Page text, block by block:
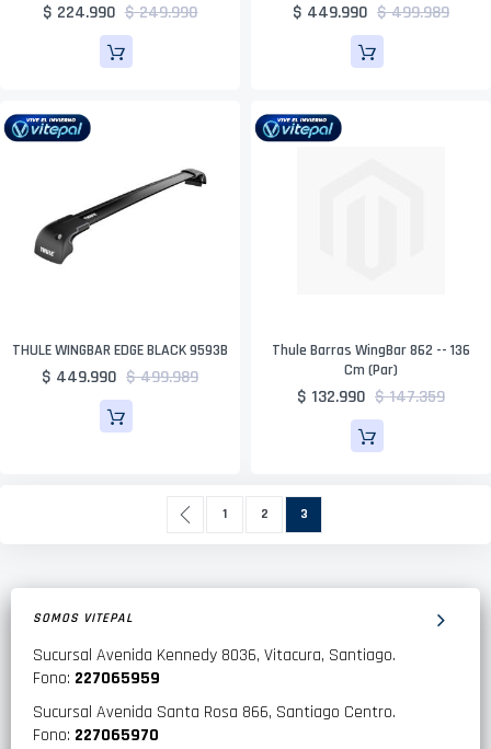
$ 224.990 $ 249.990 $ 449.990 $ 499.989
THULE WINGBAR EDGE BLACK 9593B
$ 449.990 $ 499.989
Thule Barras WingBar 862 -- 136
Cm (par)
$ 132.990 $ 147.359
Página
Página
Anterior
Página
1 Página
2 Actualmente estás leyendo
3
SOMOS VITEPAL
Sucursal Avenida Kennedy 8036, Vitacura, Santiago.
Fono: 227065959
Sucursal Avenida Santa Rosa 866, Santiago Centro.
Fono: 227065970